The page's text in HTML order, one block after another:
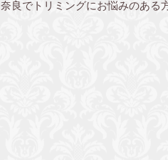
奈良でトリミングにお悩みのある